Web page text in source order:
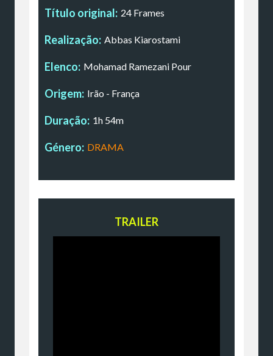
Título original: 24 Frames
Realização: Abbas Kiarostami
Elenco: Mohamad Ramezani Pour
Origem: Irão - França
Duração: 1h 54m
Género: DRAMA
TRAILER